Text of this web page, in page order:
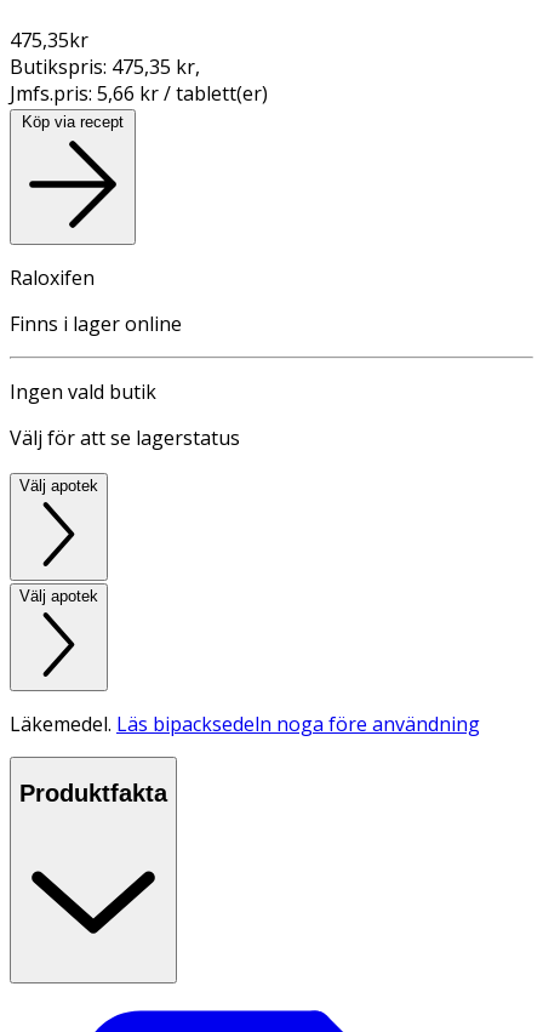
475,35kr
Butikspris: 475,35 kr,
Jmfs.pris: 5,66 kr / tablett(er)
Köp via recept
Raloxifen
Finns i lager online
Ingen vald butik
Välj för att se lagerstatus
Välj apotek
Välj apotek
Läkemedel. Läs bipacksedeln noga före användning
Produktfakta